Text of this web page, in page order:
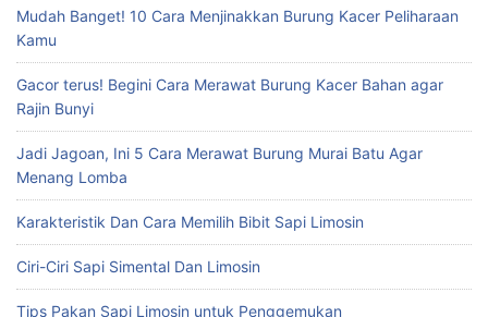
Mudah Banget! 10 Cara Menjinakkan Burung Kacer Peliharaan
Kamu
Gacor terus! Begini Cara Merawat Burung Kacer Bahan agar
Rajin Bunyi
Jadi Jagoan, Ini 5 Cara Merawat Burung Murai Batu Agar
Menang Lomba
Karakteristik Dan Cara Memilih Bibit Sapi Limosin
Ciri-Ciri Sapi Simental Dan Limosin
Tips Pakan Sapi Limosin untuk Penggemukan